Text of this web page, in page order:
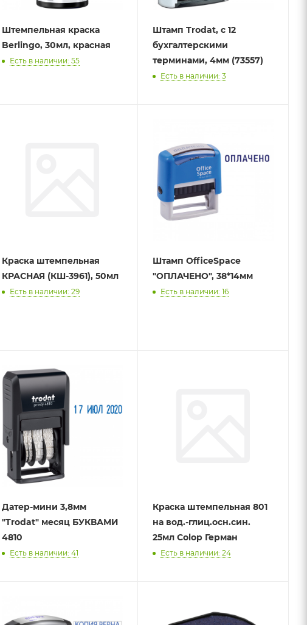
Штемпельная краска
Berlingo, 30мл, красная
Есть в наличии: 55
Штамп Trodat, с 12
бухгалтерскими
терминами, 4мм (73557)
Есть в наличии: 3
Краска штемпельная
КРАСНАЯ (КШ-3961), 50мл
Есть в наличии: 29
Штамп OfficeSpace
"ОПЛАЧЕНО", 38*14мм
Есть в наличии: 16
Датер-мини 3,8мм
"Trodat" месяц БУКВАМИ
4810
Есть в наличии: 41
Краска штемпельная 801
на вод.-глиц.осн.син.
25мл Colop Герман
Есть в наличии: 24